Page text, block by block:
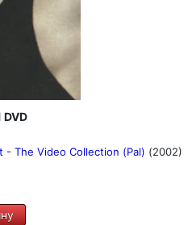
DVD
- The Video Collection (Pal) (2002)